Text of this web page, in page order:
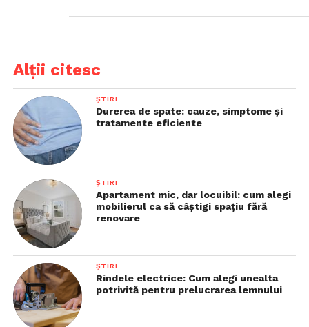
Alții citesc
ȘTIRI
Durerea de spate: cauze, simptome și
tratamente eficiente
ȘTIRI
Apartament mic, dar locuibil: cum alegi
mobilierul ca să câștigi spațiu fără
renovare
ȘTIRI
Rindele electrice: Cum alegi unealta
potrivită pentru prelucrarea lemnului